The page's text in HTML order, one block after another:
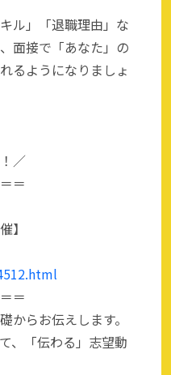
ル」「退職理由」な
面接で「あなた」の
るようになりましょ
／
＝
】
＝
からお伝えします。
、「伝わる」志望動